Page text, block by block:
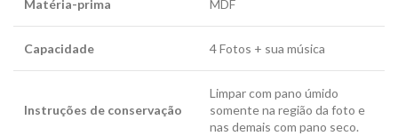
Matéria-prima MDF
Capacidade 4 Fotos + sua música
Instruções de conservação
Limpar com pano úmido
somente na região da foto e
nas demais com pano seco.